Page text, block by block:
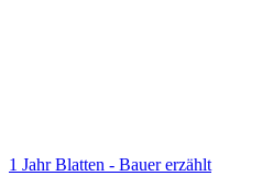
1 Jahr Blatten - Bauer erzählt